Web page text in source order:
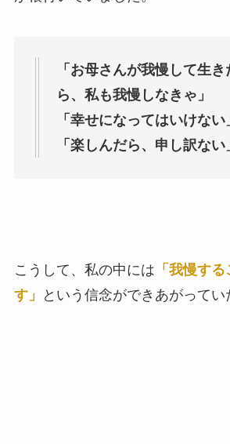
「お母さんが我慢して生
ら、私も我慢しなきゃ」
「幸せになってはいけない
「楽しんだら、申し訳ない
こうして、私の中には 「我慢す
す」
という信念ができあがってい